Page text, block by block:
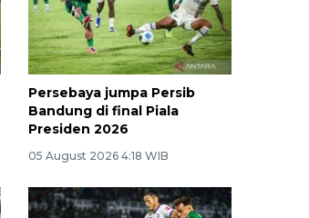
Persebaya jumpa Persib
Bandung di final Piala
Presiden 2026
05 August 2026 4:18 WIB